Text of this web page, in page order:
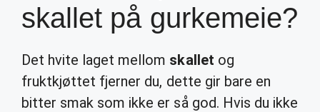
skallet på gurkemeie?
Det hvite laget mellom skallet og
fruktkjøttet fjerner du, dette gir bare en
bitter smak som ikke er så god. Hvis du ikke